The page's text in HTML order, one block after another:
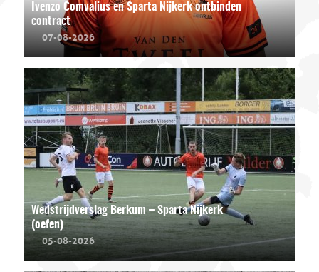
Ivenzo Comvalius en Sparta Nijkerk ontbinden
contract
07-08-2026
Wedstrijdverslag Berkum – Sparta Nijkerk
(oefen)
05-08-2026